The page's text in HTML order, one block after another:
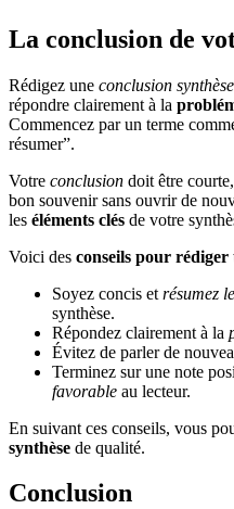
La conclusion de
Rédigez une conclusion synthèse
répondre clairement à la
Commencez par un terme
résumer”.
Votre conclusion doit être
bon souvenir sans ouvrir de
les éléments clés de votre
Voici des conseils pour rédiger
Soyez concis et résumez
synthèse.
Répondez clairement à la
Évitez de parler de
Terminez sur une note
favorable au lecteur.
En suivant ces conseils, vous
synthèse de qualité.
Conclusion